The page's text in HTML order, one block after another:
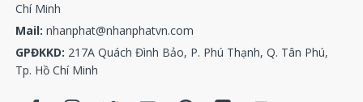
Chí Minh
Mail:nhanphat@nhanphatvn.com
GPĐKKD: 217A Quách Đình Bảo, P. Phú Thạnh, Q. Tân Phú,
Tp. Hồ Chí Minh